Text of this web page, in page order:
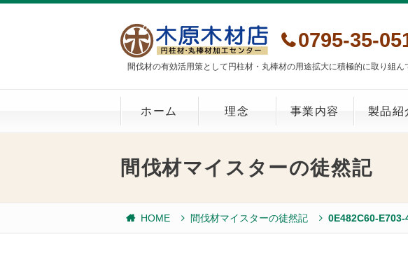
間伐材の有効活用策として円柱材・丸棒材の用途拡大に積極的に取り組ん
0795-35-
ホーム 理念 事業内容 製品紹
間伐材マイスターの徒然記
HOME 間伐材マイスターの徒然記 0E482C60-